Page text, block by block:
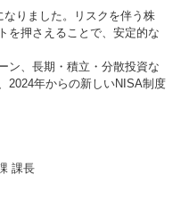
りました。リスクを伴う株
を押さえることで、安定的な
ン、長期・積立・分散投資な
2024年からの新しいNISA制度
課長